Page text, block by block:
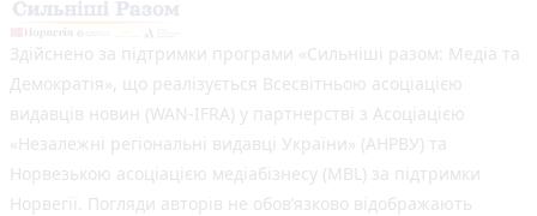
Здійснено за підтримки програми «Сильніші разом: Медіа та
Демократія», що реалізується Всесвітньою асоціацією
видавців новин (WAN-IFRA) у партнерстві з Асоціацією
«Незалежні регіональні видавці України» (АНРВУ) та
Норвезькою асоціацією медіабізнесу (MBL) за підтримки
Норвегії. Погляди авторів не обов’язково відображають